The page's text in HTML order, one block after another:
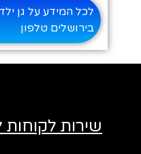
לכל המידע על גן
בירושלים טלפון
שירות